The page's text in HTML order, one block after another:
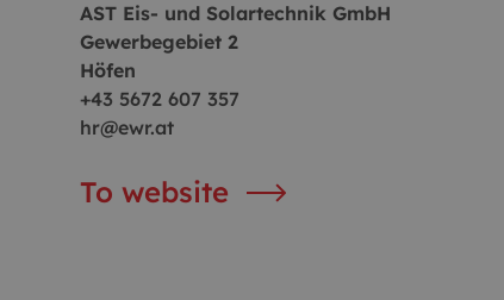
AST Eis- und Solartechnik GmbH
Gewerbegebiet 2
Höfen
+43 5672 607 357
hr@ewr.at
To website